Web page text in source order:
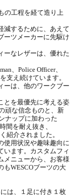
の工程を経て造り上
減するために、あえて
ーツメーカーに先駆け
ーなレザーは、優れた
、Police Officer、
支え続けています。
ーは、他のワークブー
とを最優先に考える姿
頑な信念ものと、新
ナップに加わった
間を耐え抜き、
紹介されました。
使用状況や趣味趣向に
います。カスタムフィ
メニューから、お客様
もWESCOブーツの大
は、１足に付き１枚